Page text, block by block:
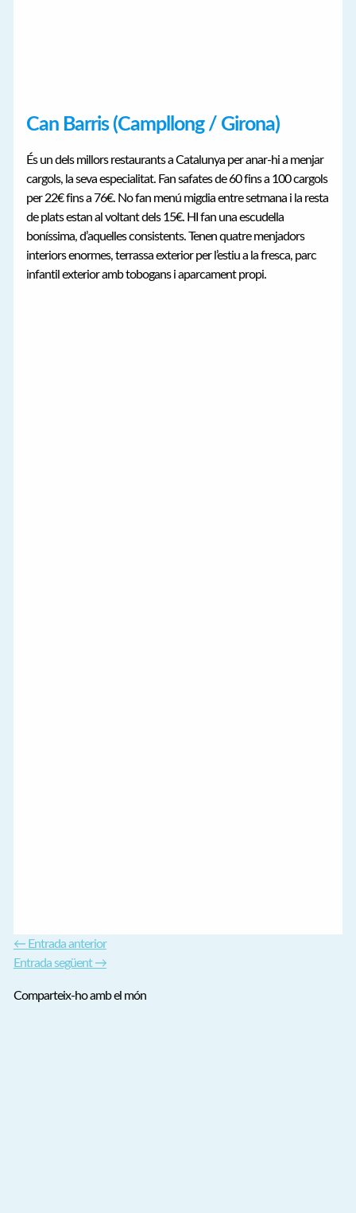
Can Barris (Campllong / Girona)
És un dels millors restaurants a Catalunya per anar-hi a menjar
cargols, la seva especialitat. Fan safates de 60 fins a 100 cargols
per 22€ fins a 76€. No fan menú migdia entre setmana i la resta
de plats estan al voltant dels 15€. HI fan una escudella
boníssima, d’aquelles consistents. Tenen quatre menjadors
interiors enormes, terrassa exterior per l’estiu a la fresca, parc
infantil exterior amb tobogans i aparcament propi.
←Entrada anterior
Entrada següent→
Comparteix-ho amb el món